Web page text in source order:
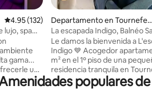
Calificación promedio: 4.95 de 5; 132
4.95 (132)
lujo, spa
gama...
una
de
Departamento en Tournefeu
ille
La escapada Indigo, Balnéo
Le damos la bienvenida a
Indigo 💙 Acogedor
m² en el 1º piso de una
residencia tranquila en
20 minutos del centro de
Combinando comodidad,
populares